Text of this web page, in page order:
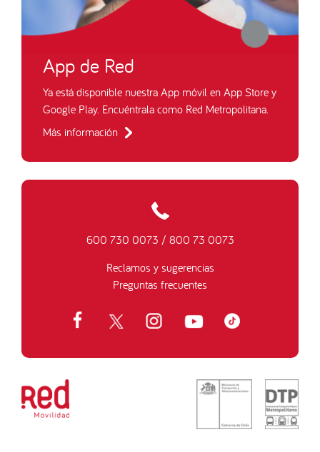
App de Red
Ya está disponible nuestra App móvil en App Store y
Google Play. Encuéntrala como Red Metropolitana.
Más información
600 730 0073 / 800 73 0073
Reclamos y sugerencias
Preguntas frecuentes